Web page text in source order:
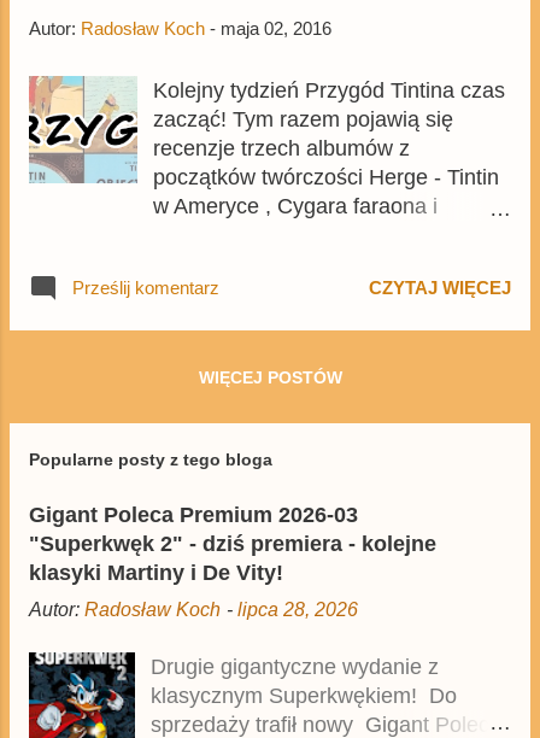
wyników z poprzednich dwóch lat.
Autor: Radosław Koch - maja 02, 2016
Kolejny tydzień Przygód Tintina czas
zacząć! Tym razem pojawią się
recenzje trzech albumów z
początków twórczości Herge - Tintin
w Ameryce , Cygara faraona i
odwiedza Stany Zjednoczone.
Prześlij komentarz CZYTAJ WIĘCEJ
WIĘCEJ POSTÓW
Popularne posty z tego bloga
Gigant Poleca Premium 2026-03
"Superkwęk 2" - dziś premiera - kolejne
klasyki Martiny i De Vity!
Autor: Radosław Koch - lipca 28, 2026
Drugie gigantyczne wydanie z
klasycznym Superkwękiem! Do
sprzedaży trafił nowy Gigant Poleca